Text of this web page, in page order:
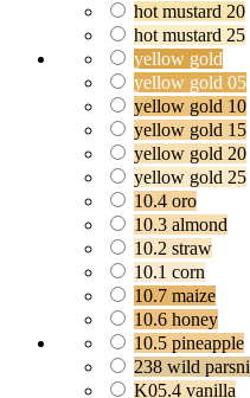
hot mustard 20
hot mustard 25
yellow gold
yellow gold 05
yellow gold 10
yellow gold 15
yellow gold 20
yellow gold 25
10.4 oro
10.3 almond
10.2 straw
10.1 corn
10.7 maize
10.6 honey
10.5 pineapple
238 wild
K05.4 vanilla